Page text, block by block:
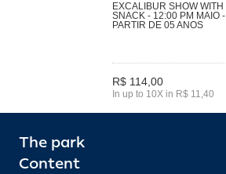
EXCALIBUR SHOW WITH
SNACK - 12:00 PM MAIO -
PARTIR DE 05 ANOS
R$ 114,00
In up to 10X in R$ 11,40
The park
Content